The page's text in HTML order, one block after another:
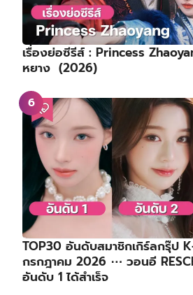
เรื่องย่อซีรีส์ : Princess
หยาง (2026)
TOP30 อันดับสมาชิกเกิร์ลกรุ๊ป
กรกฎาคม 2026 ⋯ วอนอี
อันดับ 1 ได้สำเร็จ